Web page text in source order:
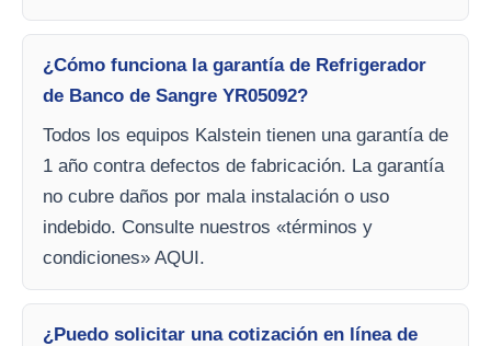
¿Cómo funciona la garantía de Refrigerador
de Banco de Sangre YR05092?
Todos los equipos Kalstein tienen una garantía de
1 año contra defectos de fabricación. La garantía
no cubre daños por mala instalación o uso
indebido. Consulte nuestros «términos y
condiciones» AQUI.
¿Puedo solicitar una cotización en línea de